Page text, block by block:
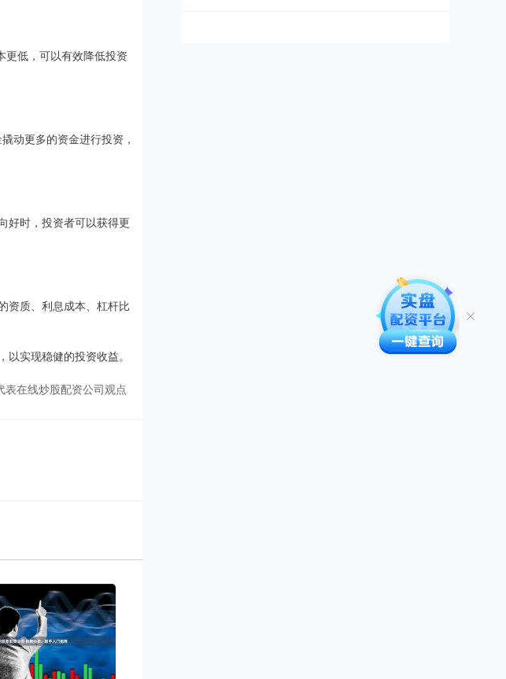
更低，可以有效降低投资
动更多的资金进行投资，
好时，投资者可以获得更
资质、利息成本、杠杆比
实现稳健的投资收益。
在线炒股配资公司观点